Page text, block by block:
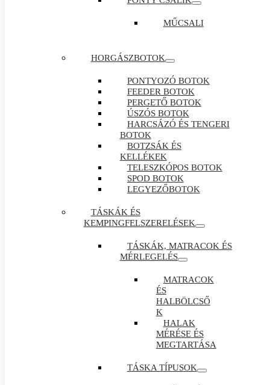
MŰCSALI
HORGÁSZBOTOK
PONTYOZÓ BOTOK
FEEDER BOTOK
PERGETŐ BOTOK
ÚSZÓS BOTOK
HARCSÁZÓ ÉS TENGERI
BOTOK
BOTZSÁK ÉS
KELLÉKEK
TELESZKÓPOS BOTOK
SPOD BOTOK
LEGYEZŐBOTOK
TÁSKÁK ÉS
KEMPINGFELSZERELÉSEK
TÁSKÁK, MATRACOK ÉS
MÉRLEGELÉS
MATRACOK
ÉS
HALBÖLCSŐ
K
HALAK
MÉRÉSE ÉS
MEGTARTÁSA
TÁSKA TÍPUSOK